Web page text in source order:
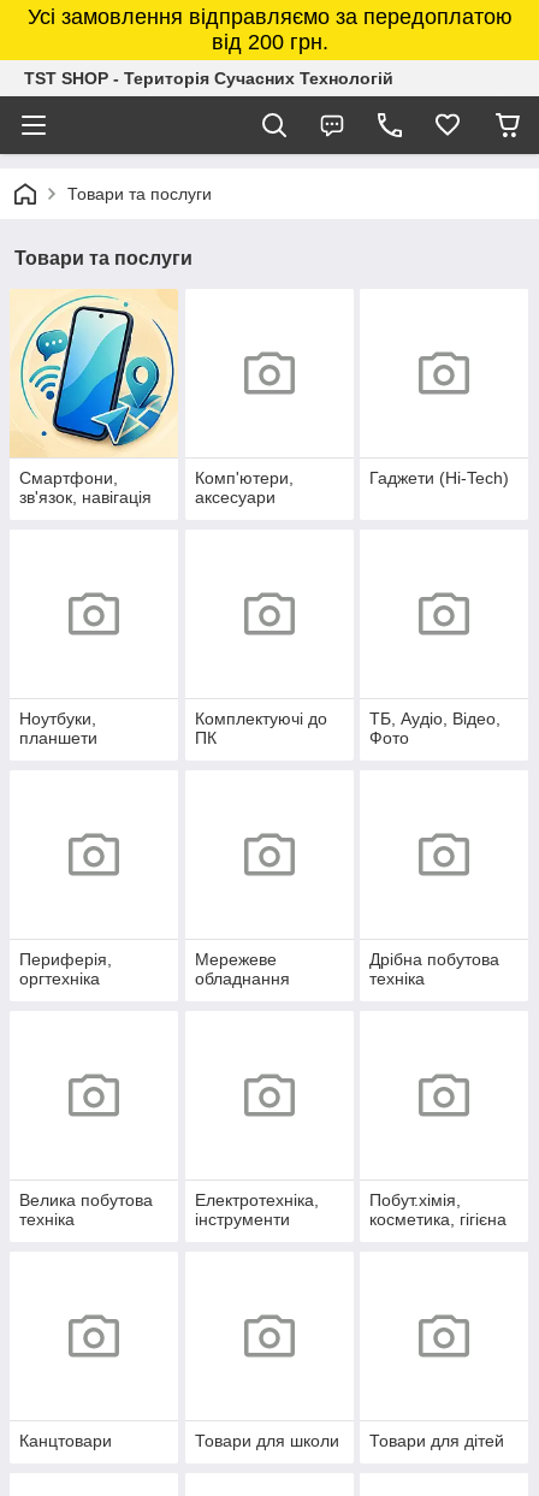
Усі замовлення відправляємо за передоплатою
від 200 грн.
TST SHOP - Територія Сучасних Технологій
Товари та послуги
Товари та послуги
Смартфони,
зв'язок, навігація
Комп'ютери,
аксесуари
Гаджети (Hi-Tech)
Ноутбуки,
планшети
Комплектуючі до
ПК
ТБ, Аудіо, Відео,
Фото
Периферія,
оргтехніка
Мережеве
обладнання
Дрібна побутова
техніка
Велика побутова
техніка
Електротехніка,
інструменти
Побут.хімія,
косметика, гігієна
Канцтовари Товари для школи Товари для дітей